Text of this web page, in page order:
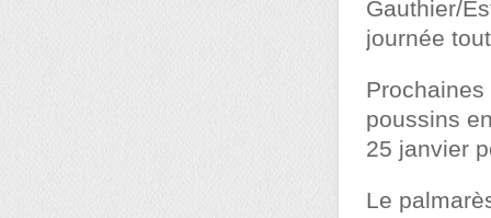
Gauthier/
journée
poussins
25 janvier
Le